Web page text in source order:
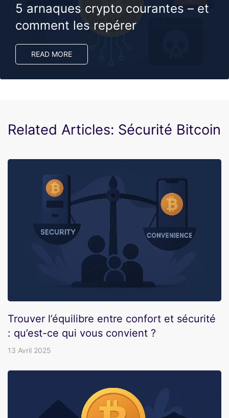
5 arnaques crypto courantes – et
comment les repérer
READ MORE
Related Articles: Sécurité Bitcoin
Trouver l’équilibre entre confort et sécurité
: qu’est-ce qui vous convient ?
13 Avril 2025